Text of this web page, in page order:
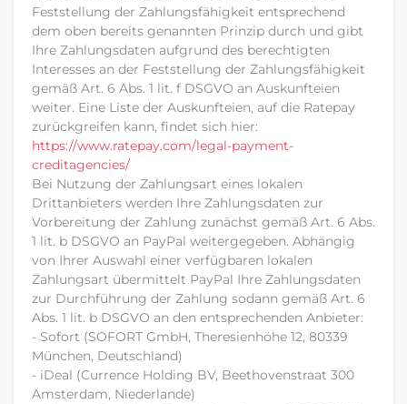
Feststellung der Zahlungsfähigkeit entsprechend
dem oben bereits genannten Prinzip durch und gibt
Ihre Zahlungsdaten aufgrund des berechtigten
Interesses an der Feststellung der Zahlungsfähigkeit
gemäß Art. 6 Abs. 1 lit. f DSGVO an Auskunfteien
weiter. Eine Liste der Auskunfteien, auf die Ratepay
zurückgreifen kann, findet sich hier:
https://www.ratepay.com/legal-payment-
creditagencies/
Bei Nutzung der Zahlungsart eines lokalen
Drittanbieters werden Ihre Zahlungsdaten zur
Vorbereitung der Zahlung zunächst gemäß Art. 6 Abs.
1 lit. b DSGVO an PayPal weitergegeben. Abhängig
von Ihrer Auswahl einer verfügbaren lokalen
Zahlungsart übermittelt PayPal Ihre Zahlungsdaten
zur Durchführung der Zahlung sodann gemäß Art. 6
Abs. 1 lit. b DSGVO an den entsprechenden Anbieter:
- Sofort (SOFORT GmbH, Theresienhöhe 12, 80339
München, Deutschland)
- iDeal (Currence Holding BV, Beethovenstraat 300
Amsterdam, Niederlande)